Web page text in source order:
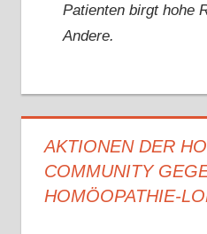
Patienten birgt hohe
Andere.
AKTIONEN DER
COMMUNITY
HOMÖOPATHIE-